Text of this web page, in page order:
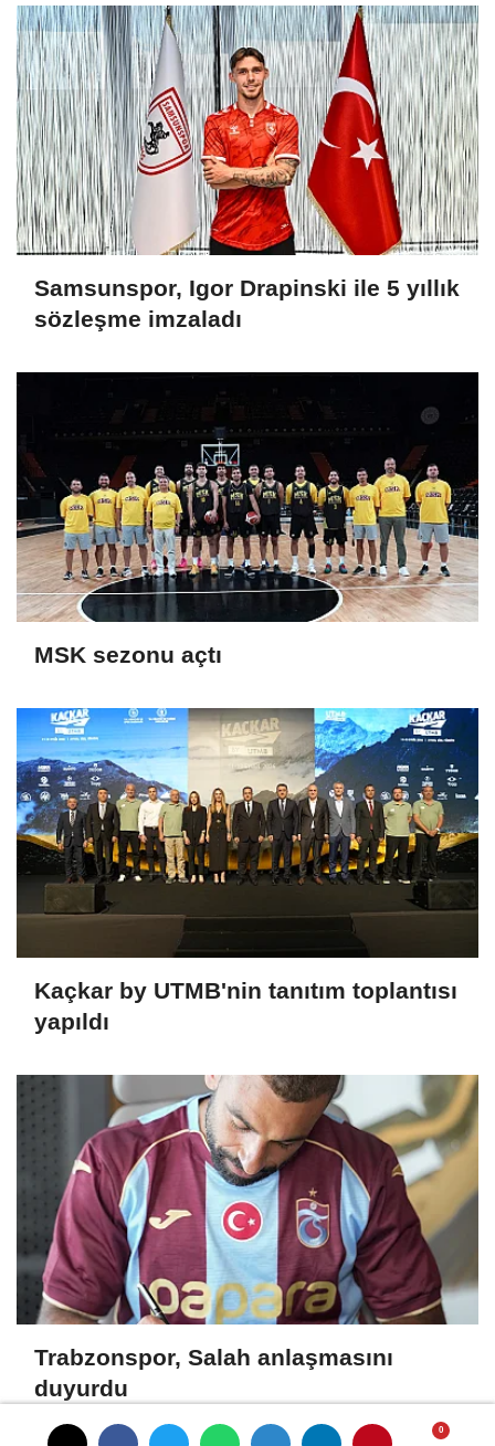
Samsunspor, Igor Drapinski ile 5 yıllık
sözleşme imzaladı
MSK sezonu açtı
Kaçkar by UTMB'nin tanıtım toplantısı
yapıldı
Trabzonspor, Salah anlaşmasını
duyurdu